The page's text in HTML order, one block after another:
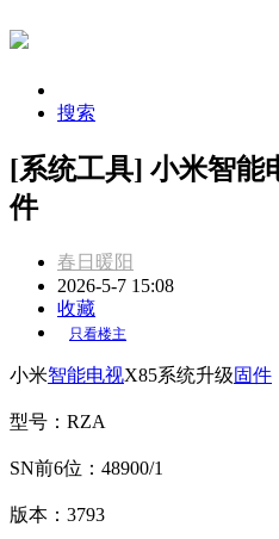
搜索
[系统工具] 小米智能
件
春日暖阳
2026-5-7 15:08
收藏
只看楼主
小米智能电视X85系统升级固件
型号：RZA
SN前6位：48900/1
版本：3793